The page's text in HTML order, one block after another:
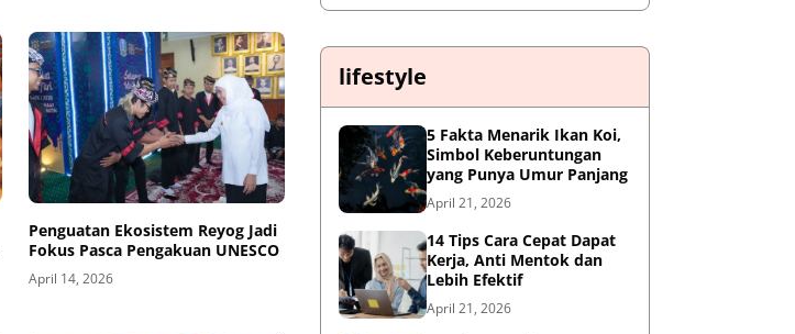
Penguatan Ekosistem Reyog Jadi
Fokus Pasca Pengakuan UNESCO
April 14, 2026
lifestyle
5 Fakta Menarik Ikan Koi,
Simbol Keberuntungan
yang Punya Umur Panjang
April 21, 2026
14 Tips Cara Cepat Dapat
Kerja, Anti Mentok dan
Lebih Efektif
April 21, 2026